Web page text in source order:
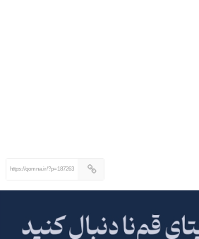
https://qomna.ir/?p=187263